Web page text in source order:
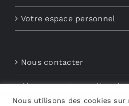
Votre espace personnel
Nous contacter
Abonnements aux
Nous utilisons des cookies